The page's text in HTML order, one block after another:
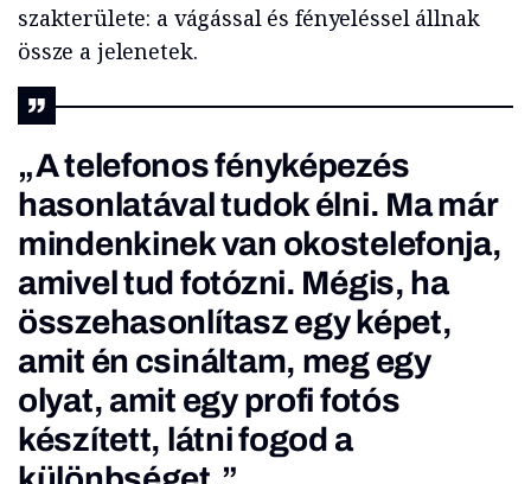
szakterülete: a vágással és fényeléssel állnak
össze a jelenetek.
„A telefonos fényképezés
hasonlatával tudok élni. Ma már
mindenkinek van okostelefonja,
amivel tud fotózni. Mégis, ha
összehasonlítasz egy képet,
amit én csináltam, meg egy
olyat, amit egy profi fotós
készített, látni fogod a